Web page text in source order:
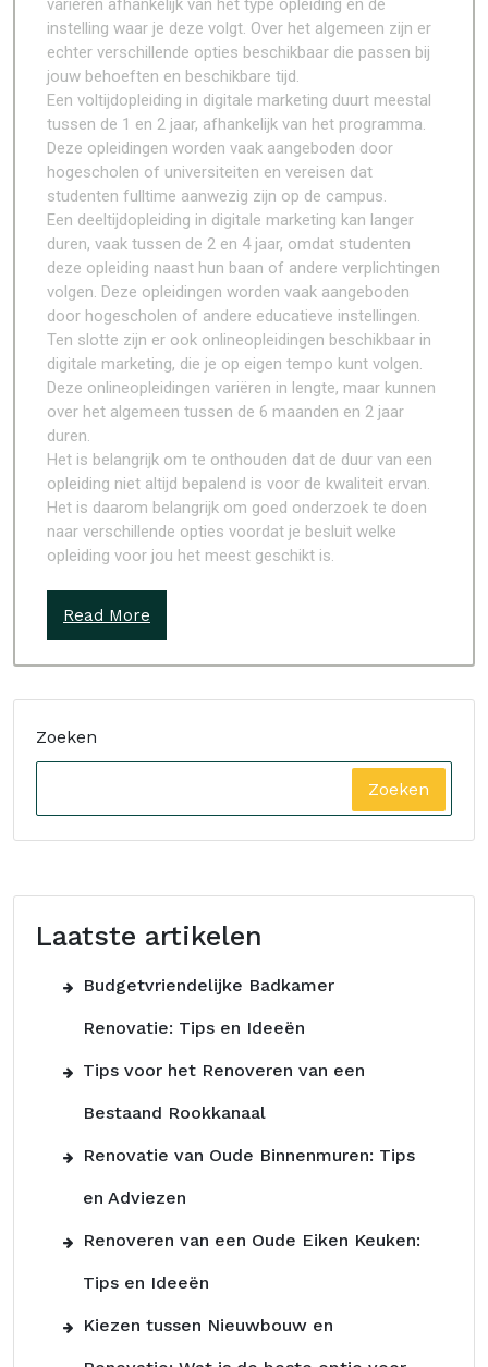
variëren afhankelijk van het type opleiding en de
instelling waar je deze volgt. Over het algemeen zijn er
echter verschillende opties beschikbaar die passen bij
jouw behoeften en beschikbare tijd.
Een voltijdopleiding in digitale marketing duurt meestal
tussen de 1 en 2 jaar, afhankelijk van het programma.
Deze opleidingen worden vaak aangeboden door
hogescholen of universiteiten en vereisen dat
studenten fulltime aanwezig zijn op de campus.
Een deeltijdopleiding in digitale marketing kan langer
duren, vaak tussen de 2 en 4 jaar, omdat studenten
deze opleiding naast hun baan of andere verplichtingen
volgen. Deze opleidingen worden vaak aangeboden
door hogescholen of andere educatieve instellingen.
Ten slotte zijn er ook onlineopleidingen beschikbaar in
digitale marketing, die je op eigen tempo kunt volgen.
Deze onlineopleidingen variëren in lengte, maar kunnen
over het algemeen tussen de 6 maanden en 2 jaar
duren.
Het is belangrijk om te onthouden dat de duur van een
opleiding niet altijd bepalend is voor de kwaliteit ervan.
Het is daarom belangrijk om goed onderzoek te doen
naar verschillende opties voordat je besluit welke
opleiding voor jou het meest geschikt is.
Read More
Zoeken
Zoeken
Laatste artikelen
Budgetvriendelijke Badkamer
Renovatie: Tips en Ideeën
Tips voor het Renoveren van een
Bestaand Rookkanaal
Renovatie van Oude Binnenmuren: Tips
en Adviezen
Renoveren van een Oude Eiken Keuken:
Tips en Ideeën
Kiezen tussen Nieuwbouw en